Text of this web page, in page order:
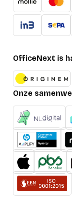
OfficeNext is
Onze